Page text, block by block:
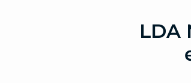
LDA